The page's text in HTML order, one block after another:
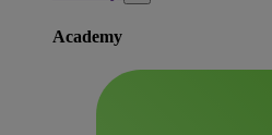
Academy